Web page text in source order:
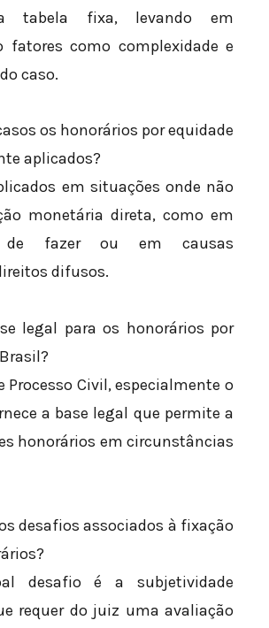
tabela fixa, levando em
fatores como complexidade e
caso.
os honorários por equidade
aplicados?
em situações onde não
monetária direta, como em
de fazer ou em causas
difusos.
legal para os honorários por
Processo Civil, especialmente o
a base legal que permite a
honorários em circunstâncias
desafios associados à fixação
desafio é a subjetividade
requer do juiz uma avaliação